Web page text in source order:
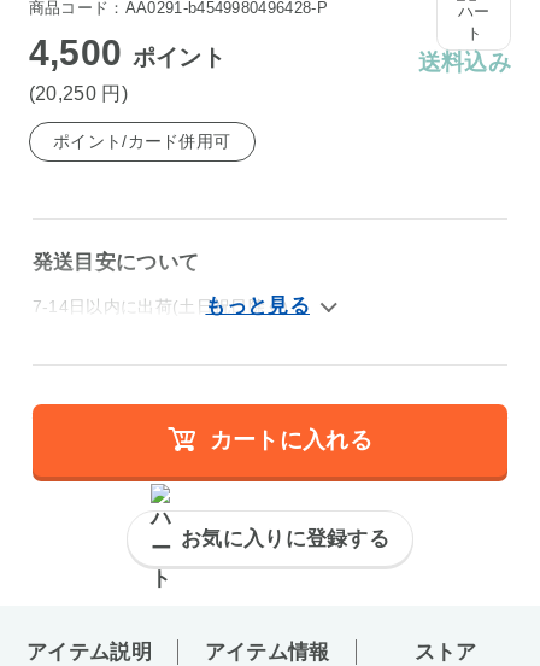
商品コード：AA0291-b4549980496428-P
4,500 ポイント
(20,250 円 )
送料込み
ポイント/カード併用可
発送目安について
7-14日以内に出荷(土日祝日除く)
カートに入れる
お気に入りに登録する
アイテム説明 アイテム情報 ストア